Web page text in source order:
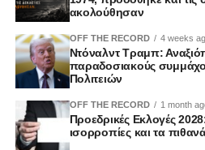
ακολούθησαν
OFF THE RECORD 4 weeks
Ντόναλντ Τραμπ:
παραδοσιακούς
Πολιτειών
OFF THE RECORD 1 month
Προεδρικές Εκλογές
ισορροπίες και τα